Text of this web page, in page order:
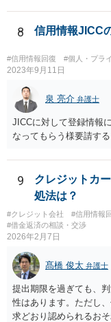
られるケースも多いか
8 信用情報JICC
#信用情報回復 #個人・プラ
2023年9月11日
泉 亮介 弁護士
JICCに対して登録情報
なってもらう様要請す
9
クレジットカ
処法は？
#クレジット会社 #信用情報
#借金返済の相談・交渉
2026年2月7日
髙橋 俊太 弁護士
提出期限を過ぎても、
性はあります。ただし
求どおり認められるお